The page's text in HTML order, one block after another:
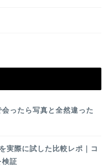
会ったら写真と全然違った
実際に試した比較レポ｜コ
検証